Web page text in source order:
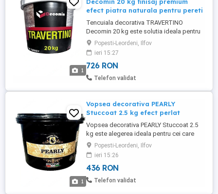
1
efect piatra naturala pentru pereti
Tencuiala decorativa TRAVERTINO
Decomin 20 kg este solutia ideala pentru
realizarea unui finisaj premium cu efect de
piatra naturala pe pereti interiori si
exteriori. Acest produs decorativ pe baza
de rasini acrilice si granule naturale ofera
un aspect elegant si sofisticat, fiind
Popesti-Leordeni, Ilfov
ieri 15:27
726 RON
Telefon validat
1
Vopsea decorativa PEARLY
Stuccoat 2.5 kg efect perlat
Vopsea decorativa PEARLY Stuccoat 2.5
kg este alegerea ideala pentru cei care
doresc un finisaj premium cu efect perlat
elegant pe peretii interiori. Produsul ofera
un aspect sofisticat, modern si rafinat,
fiind potrivit pentru living, dormitor, holuri
sau spatii comerciale unde designul
Popesti-Leordeni, Ilfov
ieri 15:26
436 RON
Telefon validat